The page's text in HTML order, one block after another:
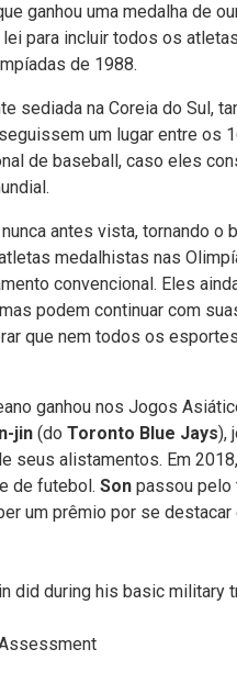
ganhou uma medalha de
lei para incluir todos os
de 1988.
sediada na Coreia do Sul,
um lugar entre os
de baseball, caso eles
antes vista, tornando o
medalhistas nas
convencional. Eles
podem continuar com
que nem todos os
ganhou nos Jogos
jin (do Toronto Blue Jays),
seus alistamentos. Em
de futebol. Son passou pelo
um prêmio por se
did during his basic military